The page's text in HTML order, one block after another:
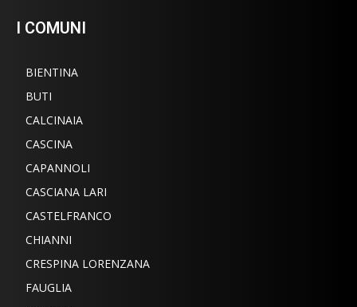
I COMUNI
BIENTINA
BUTI
CALCINAIA
CASCINA
CAPANNOLI
CASCIANA LARI
CASTELFRANCO
CHIANNI
CRESPINA LORENZANA
FAUGLIA